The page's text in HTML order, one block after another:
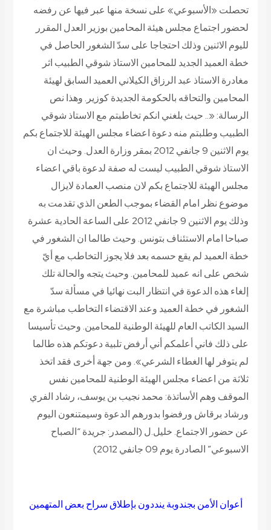
تحصلت «الأسبوعي» على نسخة منها عبر فيها عن رفضه
لحضور اجتماع مجلس هيئة المحامين بوزير العدل المقرر
لليوم الاثنين وذلك احتجاجا على سدّ الشغور الحاصل في
خطة العميد الجديد للمحامين الاستاذ شوقي الطبيب اثر
مغادرة الاستاذ عبد الرزاق الكيلاني العميد السابق لهيئة
المحامين والتحاقه بالحكومة الجديدة كوزير. وهذا نص
الرسالة: «.. حيث بلغني انكم تخاطبتم مع الاستاذ شوقي
الطبيب وطلبتم منه دعوة اعضاء مجلس الهيئة للاجتماع بكم
يوم الاثنين 9 جانفي 2012 بمقر وزارة العدل. وحيث ان
الاستاذ شوقي الطبيب ليست له صفة لدعوة باقي اعضاء
مجلس الهيئة للاجتماع بكم لان منصب العمادة لايزال
موضوع نظر امام القضاء بموجب الطعن الذي تقدمت به
وذلك يوم الاثنين 9 جانفي 2012 على الساعة الحادية عشرة
صباحا امام الاستئناف بتونس. وحيث طالما ان الشغور في
خطة العميد لم يقع حسمه بعد فلا يجوز التخاطب مع أيّ
شخص على انه عميد للمحامين. وحيث يتجه والحالة تلك
إلغاء هذه الدعوة في انتظار البت نهائيا في مسألة سدّ
الشغور في خطة العميد وعند الاقتضاء التخاطب مباشرة مع
السيد الكاتب العام للهيئة الوطنية للمحامين. وحيث تأسيسا
على ذلك فاني أعلمكم أني أرفض تلبية دعوتكم هذه طالما
لم يتوفر لها الغطاء الشرعي». ومن جهة أخرى فقد اتخذ
ثلاثة من اعضاء مجلس الهيئة الوطنية للمحامين نفس
الموقف وهم الأساتذة: محمد نجيب بن يوسف، رشاد الفري
ورشاد برقاش ورفضوا بدورهم الدعوة وسيمتنعون اليوم
عن حضور الاجتماع. خليل.ل (المصدر: جريدة “الصباح
الاسبوعي” الصادرة يوم 09 جانفي 2012)
أعوان الأمن بجندوبة ينددون بإطلاق سراح بعض المتهمين